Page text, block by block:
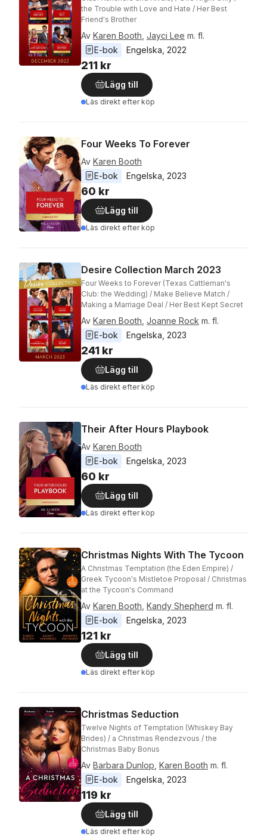
the Trouble with Love and Hate / Her Best
Friend's Brother
Av Karen Booth Jayci Lee m. fl.
E-bok
Engelska 2022
211 kr
Lägg till
Läs direkt efter köp
Four Weeks To Forever
Av Karen Booth
E-bok
Engelska 2023
60 kr
Lägg till
Läs direkt efter köp
Desire Collection March 2023
Four Weeks to Forever (Texas Cattleman's
Club: the Wedding) / Make Believe Match /
Making a Marriage Deal / Her Best Kept Secret
Av Karen Booth Joanne Rock m. fl.
E-bok
Engelska 2023
241 kr
Lägg till
Läs direkt efter köp
Their After Hours Playbook
Av Karen Booth
E-bok
Engelska 2023
60 kr
Lägg till
Läs direkt efter köp
Christmas Nights With The Tycoon
A Christmas Temptation (the Eden Empire) /
Greek Tycoon's Mistletoe Proposal / Christmas
at the Tycoon's Command
Av Karen Booth Kandy Shepherd m. fl.
E-bok
Engelska 2023
121 kr
Lägg till
Läs direkt efter köp
Christmas Seduction
Twelve Nights of Temptation (Whiskey Bay
Brides) / a Christmas Rendezvous / the
Christmas Baby Bonus
Av Barbara Dunlop Karen Booth m. fl.
E-bok
Engelska 2023
119 kr
Lägg till
Läs direkt efter köp